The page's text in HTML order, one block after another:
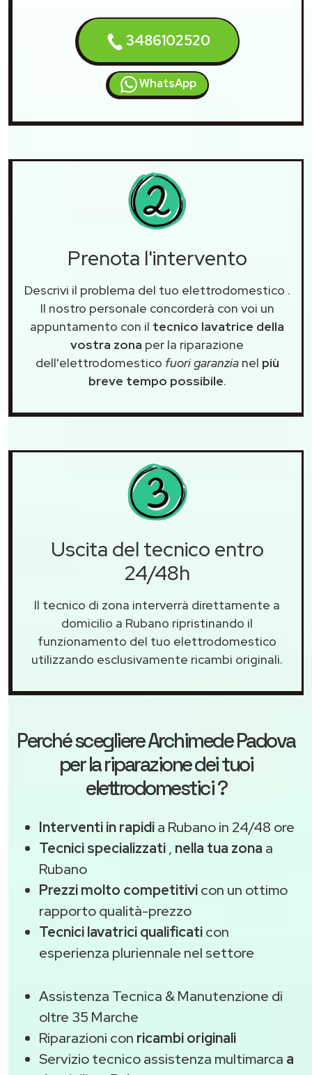
3486102520
WhatsApp
Prenota l'intervento
Descrivi il problema del tuo elettrodomestico .
Il nostro personale concorderà con voi un
appuntamento con il tecnico lavatrice della
vostra zona per la riparazione
dell'elettrodomestico fuori garanzianel più
breve tempo possibile.
Uscita del tecnico entro
24/48h
Il tecnico di zona interverrà direttamente a
domicilio a Rubano ripristinando il
funzionamento del tuo elettrodomestico
utilizzando esclusivamente ricambi originali.
Perché scegliereArchimede Padova
per la riparazione dei tuoi
elettrodomestici ?
Interventi in rapidia Rubano in 24/48 ore
Tecnici specializzati, nella tua zona a
Rubano
Prezzi molto competitivicon un ottimo
rapporto qualità-prezzo
Tecnici lavatrici qualificaticon
esperienza pluriennale nel settore
Assistenza Tecnica & Manutenzione di
oltre 35 Marche
Riparazioni con ricambi originali
Servizio tecnico assistenza multimarca a